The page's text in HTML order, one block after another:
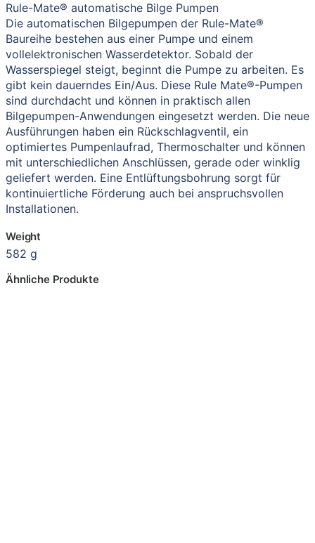
Rule-Mate® automatische Bilge Pumpen
Die automatischen Bilgepumpen der Rule-Mate®
Baureihe bestehen aus einer Pumpe und einem
vollelektronischen Wasserdetektor. Sobald der
Wasserspiegel steigt, beginnt die Pumpe zu arbeiten. Es
gibt kein dauerndes Ein/Aus. Diese Rule Mate®-Pumpen
sind durchdacht und können in praktisch allen
Bilgepumpen-Anwendungen eingesetzt werden. Die neue
Ausführungen haben ein Rückschlagventil, ein
optimiertes Pumpenlaufrad, Thermoschalter und können
mit unterschiedlichen Anschlüssen, gerade oder winklig
geliefert werden. Eine Entlüftungsbohrung sorgt für
kontinuiertliche Förderung auch bei anspruchsvollen
Installationen.
Weight
582 g
Ähnliche Produkte